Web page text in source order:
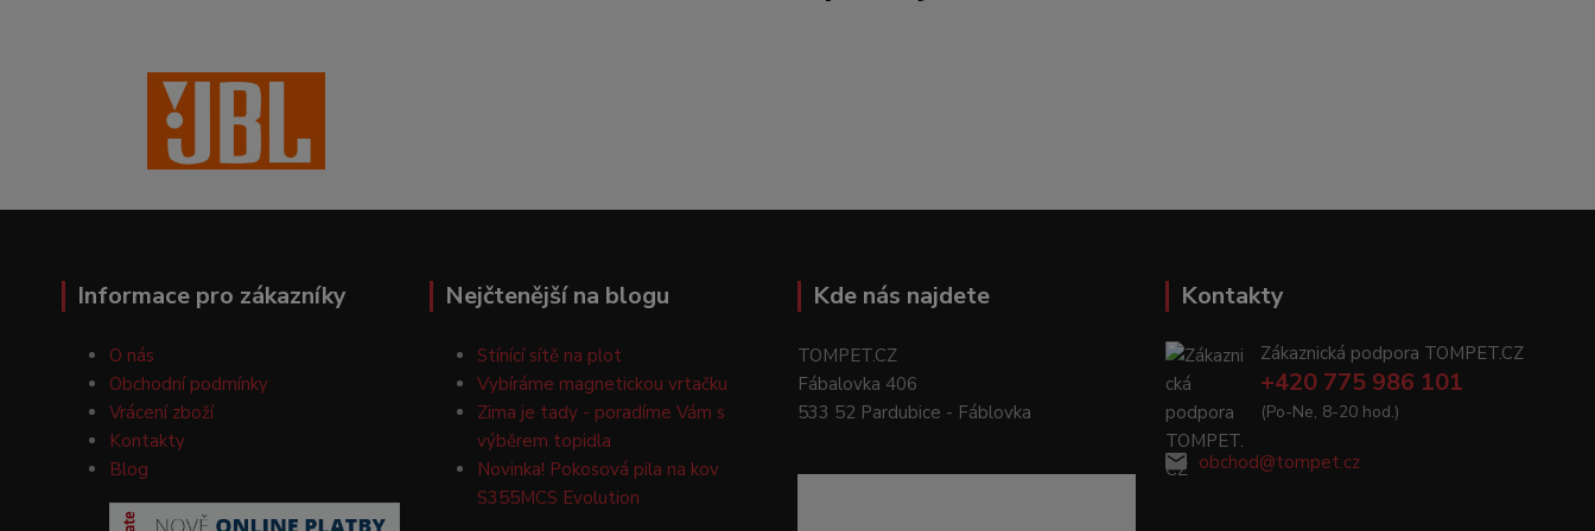
Informace pro zákazníky
O nás
Obchodní podmínky
Vrácení zboží
Kontakty
Blog
Nejčtenější na blogu
Stínící sítě na plot
Vybíráme magnetickou vrtačku
Zima je tady - poradíme Vám s
výběrem topidla
Novinka! Pokosová pila na kov
S355MCS Evolution
Kde nás najdete
TOMPET.CZ
Fábalovka 406
533 52 Pardubice - Fáblovka
Kontakty
Zákaznická podpora TOMPET.CZ
+420 775 986 101
(Po-Ne, 8-20 hod.)
obchod@tompet.cz